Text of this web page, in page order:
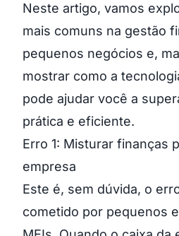
Neste artigo, vamos
mais comuns na gestão
pequenos negócios e,
mostrar como a
pode ajudar você a
prática e eficiente.
Erro 1: Misturar finanças
empresa
Este é, sem dúvida, o
cometido por pequenos